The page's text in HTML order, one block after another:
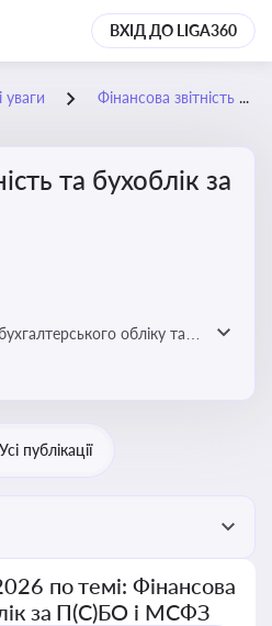
ВХІД ДО LIGA360
уваги Фінансова звітність та бухоблік за П(С)БО і МСФЗ
та бухоблік за
обліку та
відповідно до
стандартів
Усі публікації
по темі: Фінансова
за П(С)БО і МСФЗ